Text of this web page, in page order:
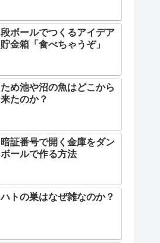
段ボールでつくるアイデア
貯金箱「食べちゃうぞ」
ため池や沼の魚はどこから
来たのか？
暗証番号で開く金庫をダン
ボールで作る方法
ハトの巣はなぜ雑なのか？